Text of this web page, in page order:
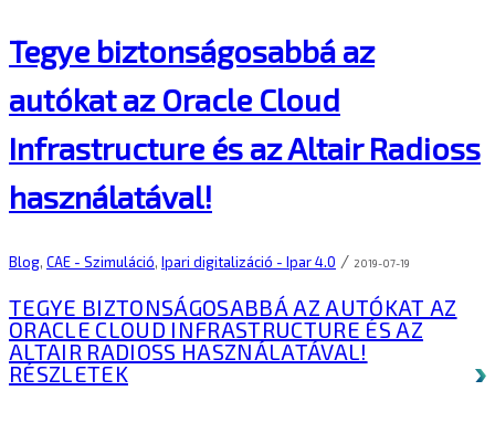
Tegye biztonságosabbá az
autókat az Oracle Cloud
Infrastructure és az Altair Radioss
használatával!
Blog, CAE - Szimuláció, Ipari digitalizáció - Ipar 4.0 / 2019-07-19
TEGYE BIZTONSÁGOSABBÁ AZ AUTÓKAT AZ
ORACLE CLOUD INFRASTRUCTURE ÉS AZ
ALTAIR RADIOSS HASZNÁLATÁVAL!
RÉSZLETEK